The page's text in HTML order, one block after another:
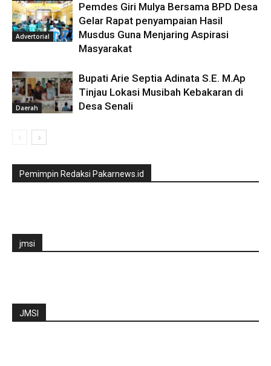
Advertorial
Pemdes Giri Mulya Bersama BPD Desa
Gelar Rapat penyampaian Hasil
Musdus Guna Menjaring Aspirasi
Masyarakat
Daerah
Bupati Arie Septia Adinata S.E. M.Ap
Tinjau Lokasi Musibah Kebakaran di
Desa Senali
Pemimpin Redaksi Pakarnews.id
jmsi
JMSI